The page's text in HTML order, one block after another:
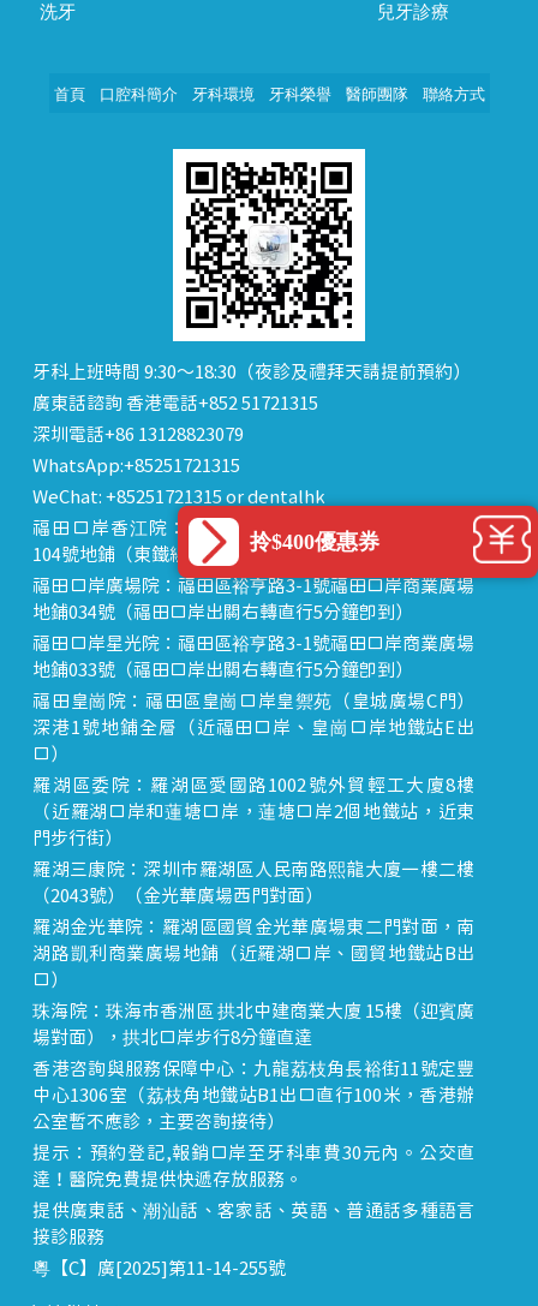
洗牙 兒牙診療
首頁 口腔科簡介 牙科環境 牙科榮譽 醫師團隊 聯絡方式
牙科上班時間 9:30～18:30（夜診及禮拜天請提前預約）
廣東話諮詢 香港電話+852 51721315
深圳電話+86 13128823079
WhatsApp:+85251721315
WeChat: +85251721315 or dentalhk
福田口岸香江院：福田區福田口岸正對面，海悅華城
104號地鋪（東鐵線落馬洲站出關對面即到）
福田口岸廣場院：福田區裕亨路3-1號福田口岸商業廣場
地鋪034號（福田口岸出關右轉直行5分鐘即到）
福田口岸星光院：福田區裕亨路3-1號福田口岸商業廣場
地鋪033號（福田口岸出關右轉直行5分鐘即到）
福田皇崗院：福田區皇崗口岸皇禦苑（皇城廣場C門）
深港1號地鋪全層（近福田口岸、皇崗口岸地鐵站E出
口）
羅湖區委院：羅湖區愛國路1002號外貿輕工大廈8樓
（近羅湖口岸和蓮塘口岸，蓮塘口岸2個地鐵站，近東
門步行街）
羅湖三康院：深圳市羅湖區人民南路熙龍大廈一樓二樓
（2043號）（金光華廣場西門對面）
羅湖金光華院：羅湖區國貿金光華廣場東二門對面，南
湖路凱利商業廣場地鋪（近羅湖口岸、國貿地鐵站B出
口）
珠海院：珠海市香洲區 拱北中建商業大廈 15樓（迎賓廣
場對面），拱北口岸步行8分鐘直達
香港咨詢與服務保障中心：九龍荔枝角長裕街11號定豐
中心1306室（荔枝角地鐵站B1出口直行100米，香港辦
公室暫不應診，主要咨詢接待）
提示：預約登記,報銷口岸至牙科車費30元內。公交直
達！醫院免費提供快遞存放服務。
提供廣東話、潮汕話、客家話、英語、普通話多種語言
接診服務
粵【C】廣[2025]第11-14-255號
拎$400優惠券